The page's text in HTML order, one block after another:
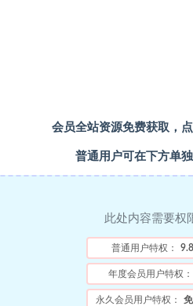
会员全站资源免费获取，
普通用户可在下方单独
此处内容需要权
普通用户特权：
年度会员用户特权：
永久会员用户特权：